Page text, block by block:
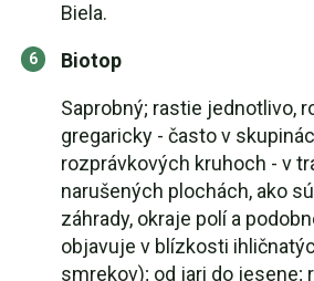
Biela.
Biotop
Saprobný; rastie jednotlivo,
gregaricky - často v
rozprávkových kruhoch - v
narušených plochách, ako
záhrady, okraje polí a
objavuje v blízkosti
smrekov); od jari do jesene;